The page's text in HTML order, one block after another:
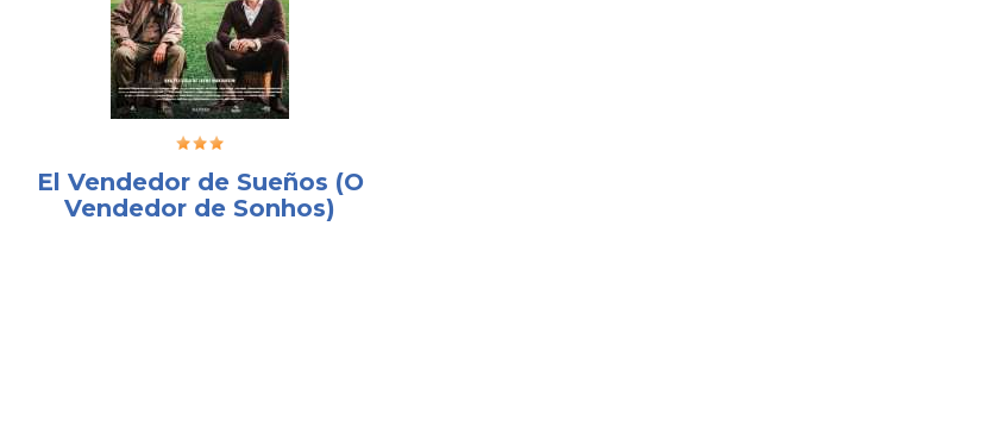
El Vendedor de Sueños (O
Vendedor de Sonhos)